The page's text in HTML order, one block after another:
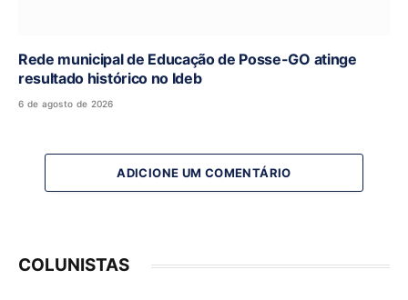
Rede municipal de Educação de Posse-GO atinge
resultado histórico no Ideb
6 de agosto de 2026
ADICIONE UM COMENTÁRIO
COLUNISTAS